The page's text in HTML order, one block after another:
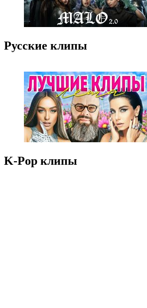
Русские клипы
K-Pop клипы